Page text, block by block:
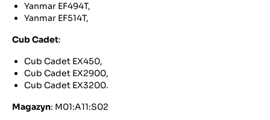
Yanmar EF494T,
Yanmar EF514T,
Cub Cadet:
Cub Cadet EX450,
Cub Cadet EX2900,
Cub Cadet EX3200.
Magazyn: M01:A11:S02